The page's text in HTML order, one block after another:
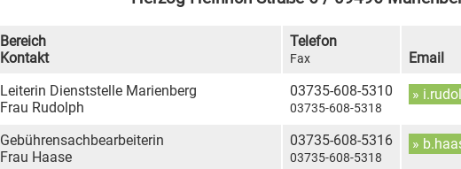
Bereich
Kontakt
Telefon
Fax
Email
Leiterin Dienststelle Marienberg
Frau Rudolph
03735-608-5310
03735-608-5318
»
Gebührensachbearbeiterin
Frau Haase
03735-608-5316
03735-608-5318
»